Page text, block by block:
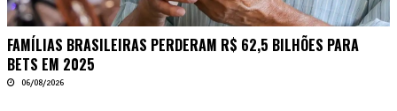
FAMÍLIAS BRASILEIRAS PERDERAM R$ 62,5 BILHÕES PARA
BETS EM 2025
06/08/2026